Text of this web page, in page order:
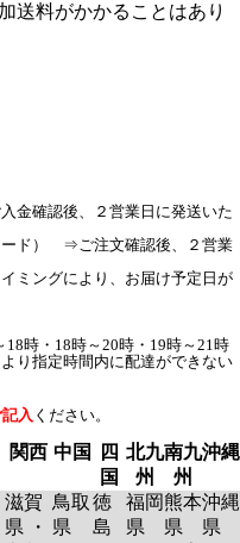
送料がかかることはあり
金確認後、２営業日に発送いた
ード） ⇒ご注文確認後、２営業
ミングにより、お届け予定日が
時・18時～20時・19時～21時
り指定時間内に配達ができない
入 ください。
関西 中国
四
国
北九
州
南九
州
沖縄
滋賀
県 ・
鳥取
県
徳
島
福岡
県
熊本
県
沖縄
県